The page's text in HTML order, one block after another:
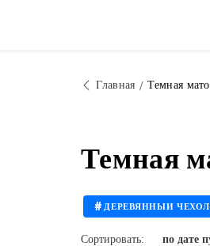
Главная Темная
Темная
#
Сортировать: по дате